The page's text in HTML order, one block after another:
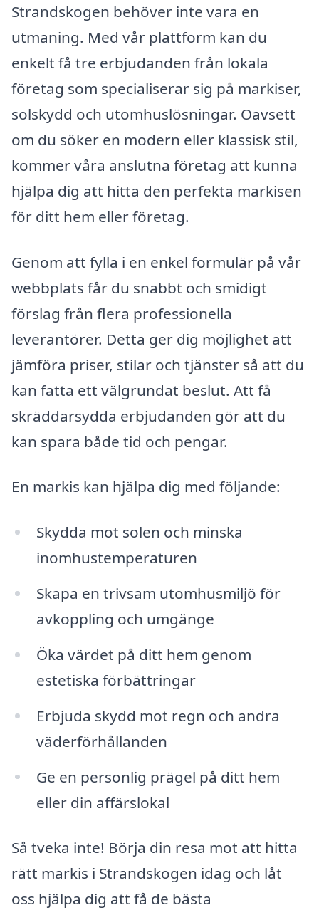
Strandskogen behöver inte vara en
utmaning. Med vår plattform kan du
enkelt få tre erbjudanden från lokala
företag som specialiserar sig på markiser,
solskydd och utomhuslösningar. Oavsett
om du söker en modern eller klassisk stil,
kommer våra anslutna företag att kunna
hjälpa dig att hitta den perfekta markisen
för ditt hem eller företag.
Genom att fylla i en enkel formulär på vår
webbplats får du snabbt och smidigt
förslag från flera professionella
leverantörer. Detta ger dig möjlighet att
jämföra priser, stilar och tjänster så att du
kan fatta ett välgrundat beslut. Att få
skräddarsydda erbjudanden gör att du
kan spara både tid och pengar.
En markis kan hjälpa dig med följande:
Skydda mot solen och minska
inomhustemperaturen
Skapa en trivsam utomhusmiljö för
avkoppling och umgänge
Öka värdet på ditt hem genom
estetiska förbättringar
Erbjuda skydd mot regn och andra
väderförhållanden
Ge en personlig prägel på ditt hem
eller din affärslokal
Så tveka inte! Börja din resa mot att hitta
rätt markis i Strandskogen idag och låt
oss hjälpa dig att få de bästa